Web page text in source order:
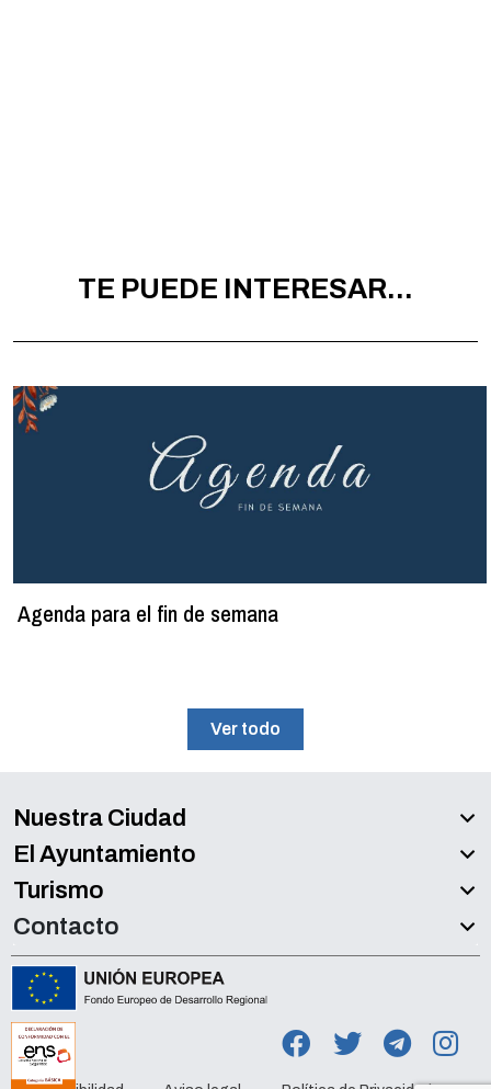
TE PUEDE INTERESAR...
Agenda para el fin de semana
Ver todo
Nuestra Ciudad
El Ayuntamiento
Turismo
Contacto